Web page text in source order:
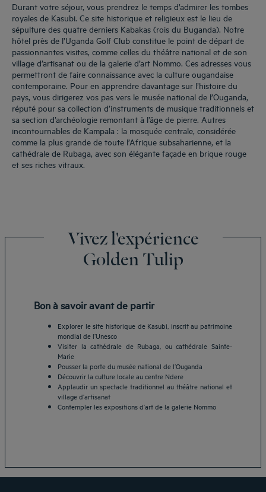
Durant votre séjour, vous prendrez le temps d’admirer les tombes
royales de Kasubi. Ce site historique et religieux est le lieu de
sépulture des quatre derniers Kabakas (rois du Buganda). Notre
hôtel près de l’Uganda Golf Club constitue le point de départ de
passionnantes visites, comme celles du théâtre national et de son
village d’artisanat ou de la galerie d’art Nommo. Ces adresses vous
permettront de faire connaissance avec la culture ougandaise
contemporaine. Pour en apprendre davantage sur l’histoire du
pays, vous dirigerez vos pas vers le musée national de l’Ouganda,
réputé pour sa collection d’instruments de musique traditionnels et
sa section d’archéologie remontant à l’âge de pierre. Autres
incontournables de Kampala : la mosquée centrale, considérée
comme la plus grande de toute l’Afrique subsaharienne, et la
cathédrale de Rubaga, avec son élégante façade en brique rouge
et ses riches vitraux.
Vivez l'expérience
Golden Tulip
Bon à savoir avant de partir
Explorer le site historique de Kasubi, inscrit au patrimoine
mondial de l’Unesco
Visiter la cathédrale de Rubaga, ou cathédrale Sainte-
Marie
Pousser la porte du musée national de l’Ouganda
Découvrir la culture locale au centre Ndere
Applaudir un spectacle traditionnel au théâtre national et
village d’artisanat
Contempler les expositions d’art de la galerie Nommo
Hôtels Aix-les-Bains
Hôtels Strasbourg
Hôtels Pornic
Hôtels Bangkok
Politique des données personnelles